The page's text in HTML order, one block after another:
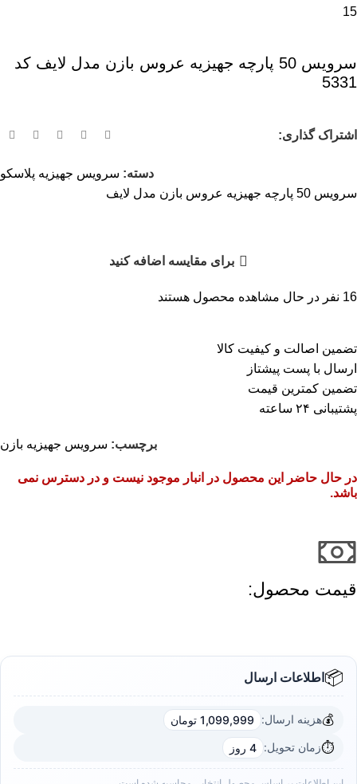
سرویس 50 پارچه جهیزیه عروس بازن مدل لایف کد
5331
اشتراک گذاری:
دسته: سرویس جهیزیه پلاسکو
سرویس 50 پارچه جهیزیه عروس بازن مدل لایف
برای مقایسه اضافه کنید
16 نفر در حال مشاهده محصول هستند
تضمین اصالت و کیفیت کالا
ارسال با پست پیشتاز
تضمین کمترین قیمت
پشتیبانی ۲۴ ساعته
برچسب: سرویس جهیزیه بازن
در حال حاضر این محصول در انبار موجود نیست و در دسترس نمی
باشد.
قیمت محصول:​
📦اطلاعات ارسال
💰هزینه ارسال: 1,099,999 تومان
⏱️زمان تحویل: 4 روز